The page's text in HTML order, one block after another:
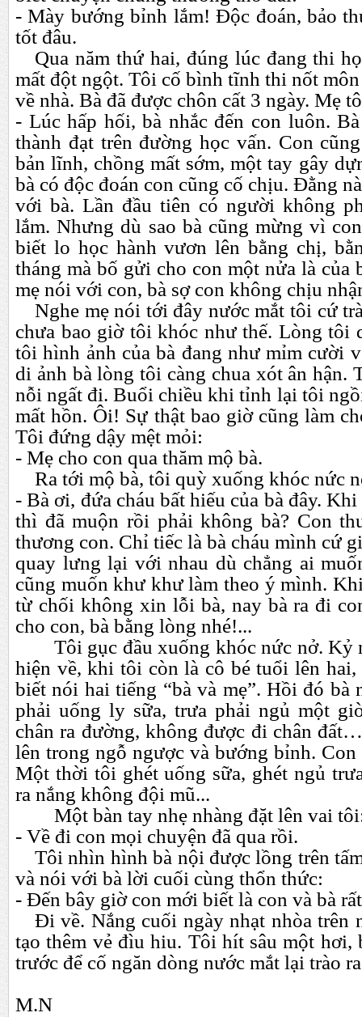
- Mày bướng bỉnh lắm! Độc đoán, bảo
tốt đâu.
Qua năm thứ hai, đúng lúc đang thi
mất đột ngột. Tôi cố bình tĩnh thi nốt
về nhà. Bà đã được chôn cất 3 ngày. Mẹ
- Lúc hấp hối, bà nhắc đến con luôn.
thành đạt trên đường học vấn. Con
bản lĩnh, chồng mất sớm, một tay gây
bà có độc đoán con cũng cố chịu. Đằng
với bà. Lần đầu tiên có người không
lắm. Nhưng dù sao bà cũng mừng vì
biết lo học hành vươn lên bằng chị,
tháng mà bố gửi cho con một nửa là của
mẹ nói với con, bà sợ con không chịu
Nghe mẹ nói tới đây nước mắt tôi cứ
chưa bao giờ tôi khóc như thế. Lòng tôi
tôi hình ảnh của bà đang như mỉm cười
di ảnh bà lòng tôi càng chua xót ân hận.
nỗi ngất đi. Buổi chiều khi tỉnh lại tôi
mất hồn. Ôi! Sự thật bao giờ cũng làm
Tôi đứng dậy mệt mỏi:
- Mẹ cho con qua thăm mộ bà.
Ra tới mộ bà, tôi quỳ xuống khóc nức
- Bà ơi, đứa cháu bất hiếu của bà đây.
thì đã muộn rồi phải không bà? Con
thương con. Chỉ tiếc là bà cháu mình cứ
quay lưng lại với nhau dù chẳng ai
cũng muốn khư khư làm theo ý mình.
từ chối không xin lỗi bà, nay bà ra đi
cho con, bà bằng lòng nhé!...
Tôi gục đầu xuống khóc nức nở. Kỷ
hiện về, khi tôi còn là cô bé tuổi lên hai,
biết nói hai tiếng “bà và mẹ”. Hồi đó bà
phải uống ly sữa, trưa phải ngủ một
chân ra đường, không được đi chân
lên trong ngỗ ngược và bướng bỉnh.
Một thời tôi ghét uống sữa, ghét ngủ
ra nắng không đội mũ...
Một bàn tay nhẹ nhàng đặt lên vai
- Về đi con mọi chuyện đã qua rồi.
Tôi nhìn hình bà nội được lồng trên
và nói với bà lời cuối cùng thổn thức:
- Đến bây giờ con mới biết là con và bà
Đi về. Nắng cuối ngày nhạt nhòa trên
tạo thêm vẻ đìu hiu. Tôi hít sâu một hơi,
trước để cố ngăn dòng nước mắt lại trào
M.N